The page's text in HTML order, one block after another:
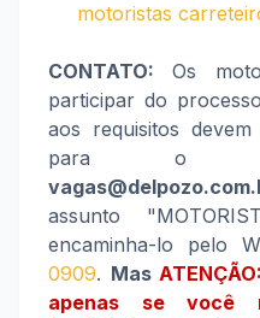
motoristas
CONTATO: Os
participar do
aos requisitos
para o
assunto
encaminha-lo pelo
0909. Mas
apenas se você